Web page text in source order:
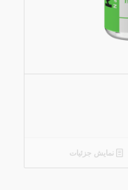
نمایش جزئیات